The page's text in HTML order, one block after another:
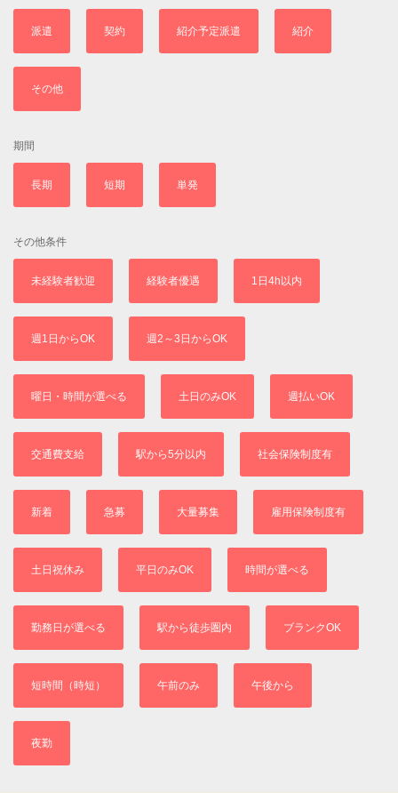
派遣 契約 紹介予定派遣 紹介
その他
期間
長期 短期 単発
その他条件
未経験者歓迎 経験者優遇 1日4h以内
週1日からOK 週2～3日からOK
曜日・時間が選べる 土日のみOK 週払いOK
交通費支給 駅から5分以内 社会保険制度有
新着 急募 大量募集 雇用保険制度有
土日祝休み 平日のみOK 時間が選べる
勤務日が選べる 駅から徒歩圏内 ブランクOK
短時間（時短） 午前のみ 午後から
夜勤